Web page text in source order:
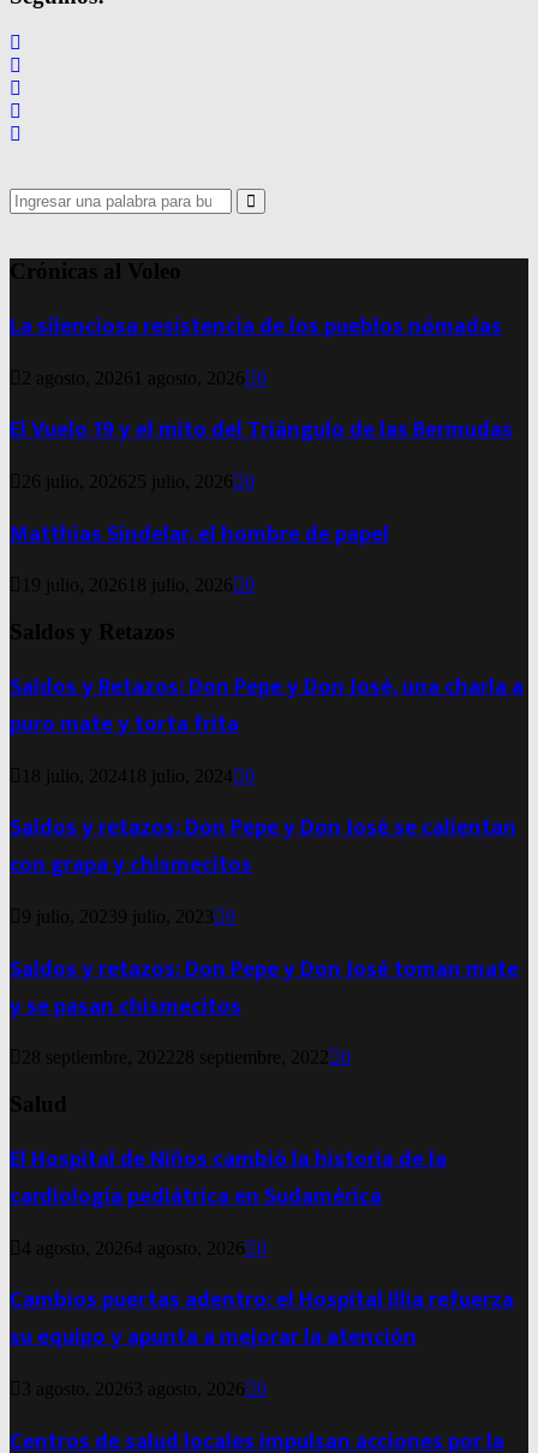
Search
for:
Search
Crónicas al Voleo
La silenciosa resistencia de los pueblos nómadas
2 agosto, 2026 1 agosto, 2026 0
El Vuelo 19 y el mito del Triángulo de las Bermudas
26 julio, 2026 25 julio, 2026 0
Matthias Sindelar, el hombre de papel
19 julio, 2026 18 julio, 2026 0
Saldos y Retazos
Saldos y Retazos: Don Pepe y Don José, una charla a
puro mate y torta frita
18 julio, 2024 18 julio, 2024 0
Saldos y retazos: Don Pepe y Don José se calientan
con grapa y chismecitos
9 julio, 20239 julio, 2023 0
Saldos y retazos: Don Pepe y Don José toman mate
y se pasan chismecitos
28 septiembre, 202228 septiembre, 2022 0
Salud
El Hospital de Niños cambió la historia de la
cardiología pediátrica en Sudamérica
4 agosto, 20264 agosto, 2026 0
Cambios puertas adentro: el Hospital Illia refuerza
su equipo y apunta a mejorar la atención
3 agosto, 2026 3 agosto, 2026 0
Centros de salud locales impulsan acciones por la